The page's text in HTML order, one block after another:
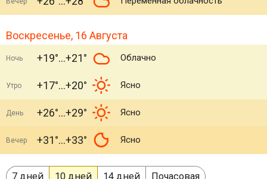
Воскресенье, 16 Августа
Ночь +19° +21° Облачно
Утро +17° +20° Ясно
День +26° +29° Ясно
Вечер +31° +33° Ясно
7 дней 10 дней 14 дней Почасовая